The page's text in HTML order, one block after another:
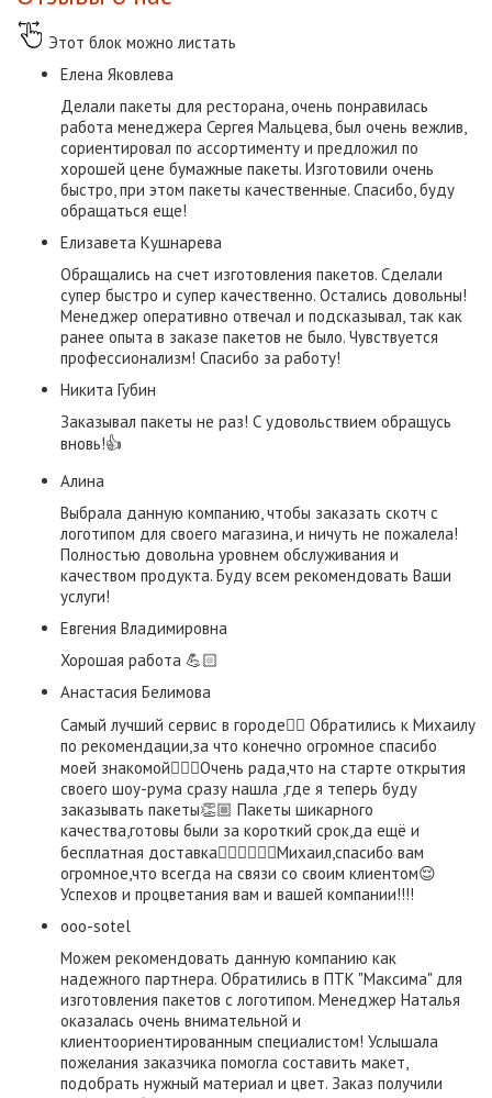
Этот блок можно листать
Елена Яковлева
Делали пакеты для ресторана, очень понравилась
работа менеджера Сергея Мальцева, был очень вежлив,
сориентировал по ассортименту и предложил по
хорошей цене бумажные пакеты. Изготовили очень
быстро, при этом пакеты качественные. Спасибо, буду
обращаться еще!
Елизавета Кушнарева
Обращались на счет изготовления пакетов. Сделали
супер быстро и супер качественно. Остались довольны!
Менеджер оперативно отвечал и подсказывал, так как
ранее опыта в заказе пакетов не было. Чувствуется
профессионализм! Спасибо за работу!
​Никита Губин​
Заказывал пакеты не раз! С удовольствием обращусь
вновь!👍
Алина
Выбрала данную компанию, чтобы заказать скотч с
логотипом для своего магазина, и ничуть не пожалела!
Полностью довольна уровнем обслуживания и
качеством продукта. Буду всем рекомендовать Ваши
услуги!
Евгения Владимировна
Хорошая работа 💪🏻
​Анастасия Белимова
Самый лучший сервис в городе👌🏼 Обратились к Михаилу
по рекомендации,за что конечно огромное спасибо
моей знакомой👍🏼😃Очень рада,что на старте открытия
своего шоу-рума сразу нашла ,где я теперь буду
заказывать пакеты👏🏼 Пакеты шикарного
качества,готовы были за короткий срок,да ещё и
бесплатная доставка👍🏼👍🏼👍🏼Михаил,спасибо вам
огромное,что всегда на связи со своим клиентом😌
Успехов и процветания вам и вашей компании!!!!
ooo-sotel
Можем рекомендовать данную компанию как
надежного партнера. Обратились в ПТК "Максима" для
изготовления пакетов с логотипом. Менеджер Наталья
оказалась очень внимательной и
клиентоориентированным специалистом! Услышала
пожелания заказчика помогла составить макет,
подобрать нужный материал и цвет. Заказ получили